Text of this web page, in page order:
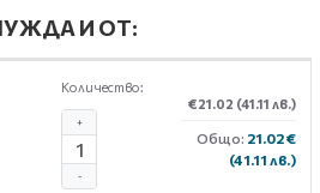
И ОТ:
Количество:
-
+
€21.02 (41.11 лв.)
Общо: 21.02 €
(41.11 лв.)